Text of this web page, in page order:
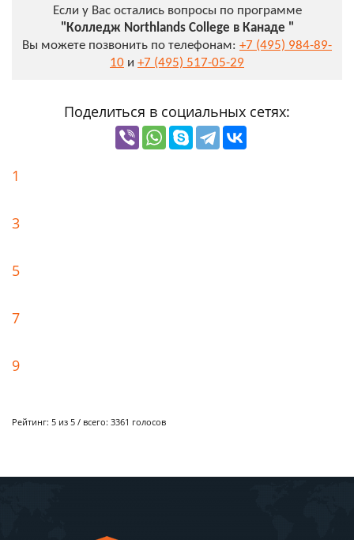
Если у Вас остались вопросы по программе
"Колледж Northlands College в Канаде "
Вы можете позвонить по телефонам: +7 (495) 984-89-
10 и +7 (495) 517-05-29
Поделиться в социальных сетях:
1
3
5
7
9
Рейтинг: 5 из 5 / всего: 3361 голосов